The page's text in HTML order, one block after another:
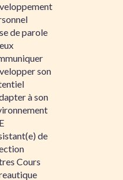
de parole
son
à son
de
Cours